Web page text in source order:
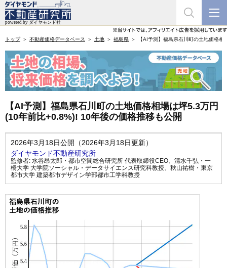
トップ 不動産価格データベース 土地 福島県 【AI予測】福島県石川町の土地価格
【AI予測】福島県石川町の土地価格相場は坪5.3万円
(10年前比+0.8%)! 10年後の価格推移も公開
2026年3月18日公開（2026年3月18日更新）
ダイヤモンド不動産研究所
監修者: 水谷昂太郎・都市空間総合研究所 代表取締役CEO、 清水千弘・一
橋大学 大学院ソーシャル・データサイエンス研究科教授、 秋山祐樹・東京
都市大学 建築都市デザイン学部都市工学科教授